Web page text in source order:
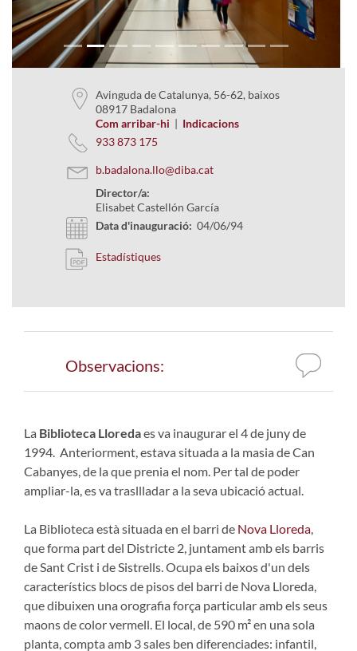
Avinguda de Catalunya, 56-62, baixos
08917 Badalona
Com arribar-hi | Indicacions
933 873 175
b.badalona.llo@diba.cat
Director/a:
Elisabet Castellón García
Data d'inauguració: 04/06/94
Estadístiques
Observacions:
La Biblioteca Lloredaes va inaugurar el 4 de juny de
1994. Anteriorment, estava situada a la masia de Can
Cabanyes, de la que prenia el nom. Per tal de poder
ampliar-la, es va trasllladar a la seva ubicació actual.
La Biblioteca està situada en el barri de Nova Lloreda,
que forma part del Districte 2, juntament amb els barris
de Sant Crist i de Sistrells. Ocupa els baixos d'un dels
característics blocs de pisos del barri de Nova Lloreda,
que dibuixen una orografia força particular amb els seus
maons de color vermell. El local, de 590 m² en una sola
planta, compta amb 3 sales ben diferenciades: infantil,